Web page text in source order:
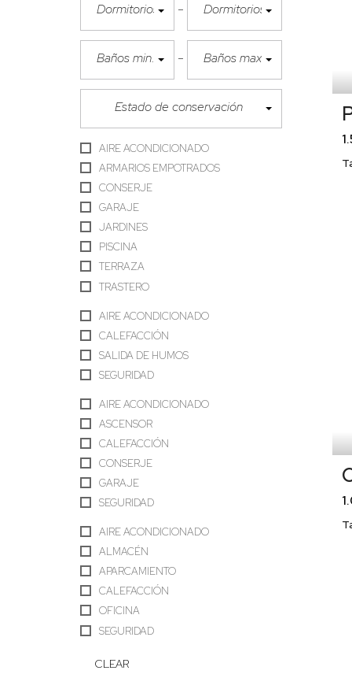
Dormitorios min. Dormitorios max.
Baños min. Baños max.
Estado de conservación
AIRE ACONDICIONADO
ARMARIOS EMPOTRADOS
CONSERJE
GARAJE
JARDINES
PISCINA
TERRAZA
TRASTERO
AIRE ACONDICIONADO
CALEFACCIÓN
SALIDA DE HUMOS
SEGURIDAD
AIRE ACONDICIONADO
ASCENSOR
CALEFACCIÓN
CONSERJE
GARAJE
SEGURIDAD
AIRE ACONDICIONADO
ALMACÉN
APARCAMIENTO
CALEFACCIÓN
OFICINA
SEGURIDAD
CLEAR